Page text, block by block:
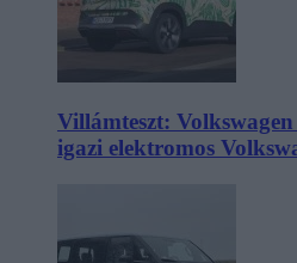
Villámteszt:
igazi elektromos